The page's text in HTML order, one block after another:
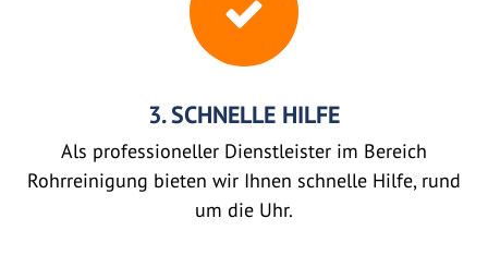
3. SCHNELLE HILFE
Als professioneller Dienstleister im Bereich
Rohrreinigung bieten wir Ihnen schnelle Hilfe, rund
um die Uhr.